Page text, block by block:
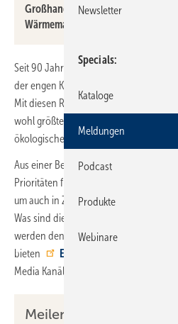
Großhandel entwickelt Remeha
Wärmemarkt.
Seit 90 Jahren liefert Remeha Wärme.
der engen Kooperation mit Handwerk,
Mit diesen Ressourcen im Rücken tritt
wohl größten Herausforderung der
ökologischen Wärmewende.
Aus einer Betrachtung der letzten 90
Prioritäten für das anstehende
um auch in Zukunft Wärme-
Was sind die großen Themen der
werden den Ausschlag geben?
bieten
Experten-Videos
Media Kanälen des Unternehmens
Meilensteine der
Newsletter
Specials
Kataloge
Meldungen
Podcast
Produkte
Webinare